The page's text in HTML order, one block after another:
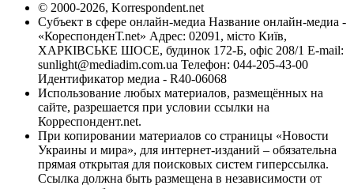
© 2000-2026, Korrespondent.net
Субъект в сфере онлайн-медиа Название онлайн-медиа -
«КореспонденТ.net» Адрес: 02091, місто Київ,
ХАРКІВСЬКЕ ШОСЕ, будинок 172-Б, офіс 208/1 E-mail:
sunlight@mediadim.com.ua Телефон: 044-205-43-00
Идентификатор медиа - R40-06068
Использование любых материалов, размещённых на
сайте, разрешается при условии ссылки на
Корреспондент.net.
При копировании материалов со страницы «Новости
Украины и мира», для интернет-изданий – обязательна
прямая открытая для поисковых систем гиперссылка.
Ссылка должна быть размещена в независимости от